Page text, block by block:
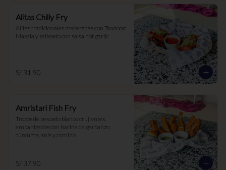
Alitas Chilly Fry
Alitas tradicionales maceradas con Tandoori
Masala y salteado con salsa hot garlic
S/ 31.90
Amristari Fish Fry
Trozos de pescado blanco crujientes,
empanizados con harina de garbanzo,
cúrcuma, anís y comino
S/ 37.90